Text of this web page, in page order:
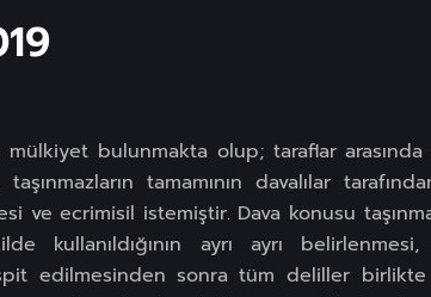
mülkiyet bulunmakta olup; taraflar
tamamının davalılar
ve ecrimisil istemiştir. Dava konusu
kullanıldığının ayrı ayrı
edilmesinden sonra tüm deliller